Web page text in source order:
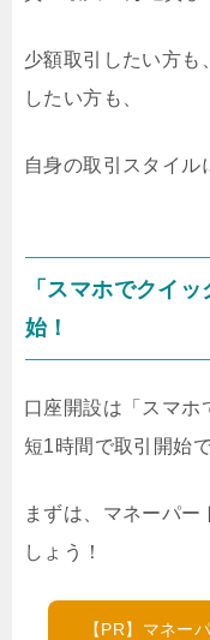
少額取引したい方も
したい方も、
自身の取引スタイル
「スマホでクイ
始！
口座開設は「スマホ
短1時間で取引開始で
まずは、マネーパー
しょう！
【PR】マネー